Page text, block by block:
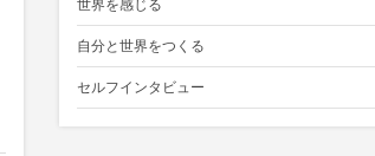
自分と世界をつくる
セルフインタビュー